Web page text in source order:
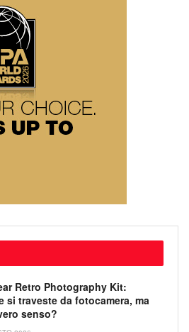
Retro Photography Kit:
si traveste da fotocamera, ma
senso?